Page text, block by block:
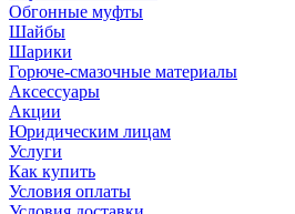
Обгонные муфты
Шайбы
Шарики
Горюче-смазочные материалы
Аксессуары
Акции
Юридическим лицам
Услуги
Как купить
Условия оплаты